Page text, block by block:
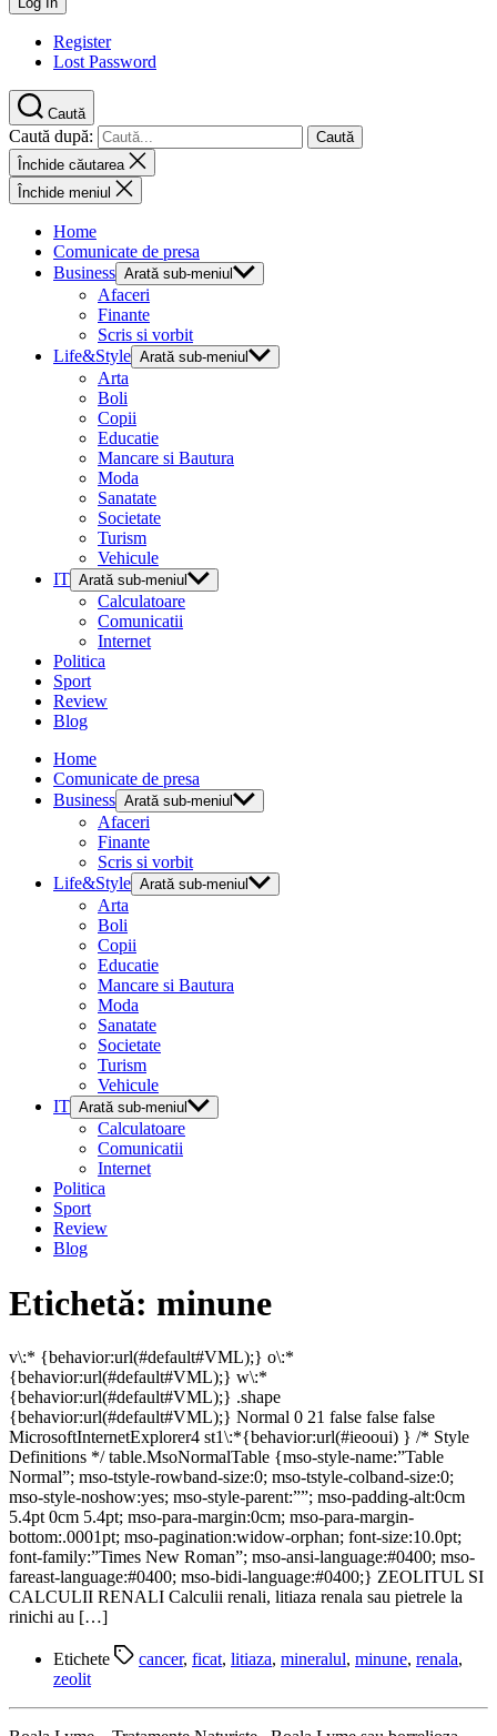
Register
Lost Password
Caută
Caută după:
Închide căutarea
Închide meniul
Home
Comunicate de presa
Business Arată sub-meniul
Afaceri
Finante
Scris si vorbit
Life&Style Arată sub-meniul
Arta
Boli
Copii
Educatie
Mancare si Bautura
Moda
Sanatate
Societate
Turism
Vehicule
IT Arată sub-meniul
Calculatoare
Comunicatii
Internet
Politica
Sport
Review
Blog
Home
Comunicate de presa
Business Arată sub-meniul
Afaceri
Finante
Scris si vorbit
Life&Style Arată sub-meniul
Arta
Boli
Copii
Educatie
Mancare si Bautura
Moda
Sanatate
Societate
Turism
Vehicule
IT Arată sub-meniul
Calculatoare
Comunicatii
Internet
Politica
Sport
Review
Blog
Etichetă: minune
v\:* {behavior:url(#default#VML);} o\:*
{behavior:url(#default#VML);} w\:*
{behavior:url(#default#VML);} .shape
{behavior:url(#default#VML);} Normal 0 21 false false false
MicrosoftInternetExplorer4 st1\:*{behavior:url(#ieooui) } /* Style
Definitions */ table.MsoNormalTable {mso-style-name:”Table
Normal”; mso-tstyle-rowband-size:0; mso-tstyle-colband-size:0;
mso-style-noshow:yes; mso-style-parent:””; mso-padding-alt:0cm
5.4pt 0cm 5.4pt; mso-para-margin:0cm; mso-para-margin-
bottom:.0001pt; mso-pagination:widow-orphan; font-size:10.0pt;
font-family:”Times New Roman”; mso-ansi-language:#0400; mso-
fareast-language:#0400; mso-bidi-language:#0400;} ZEOLITUL SI
CALCULII RENALI Calculii renali, litiaza renala sau pietrele la
rinichi au […]
Etichete cancer, ficat, litiaza, mineralul, minune, renala,
zeolit